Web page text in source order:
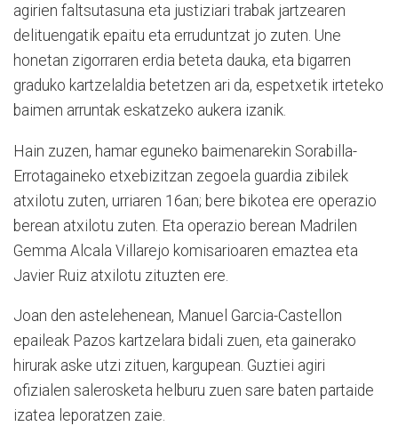
agirien faltsutasuna eta justiziari trabak jartzearen
delituengatik epaitu eta erruduntzat jo zuten. Une
honetan zigorraren erdia beteta dauka, eta bigarren
graduko kartzelaldia betetzen ari da, espetxetik irteteko
baimen arruntak eskatzeko aukera izanik.
Hain zuzen, hamar eguneko baimenarekin Sorabilla-
Errotagaineko etxebizitzan zegoela guardia zibilek
atxilotu zuten, urriaren 16an; bere bikotea ere operazio
berean atxilotu zuten. Eta operazio berean Madrilen
Gemma Alcala Villarejo komisarioaren emaztea eta
Javier Ruiz atxilotu zituzten ere.
Joan den astelehenean, Manuel Garcia-Castellon
epaileak Pazos kartzelara bidali zuen, eta gainerako
hirurak aske utzi zituen, kargupean. Guztiei agiri
ofizialen salerosketa helburu zuen sare baten partaide
izatea leporatzen zaie.